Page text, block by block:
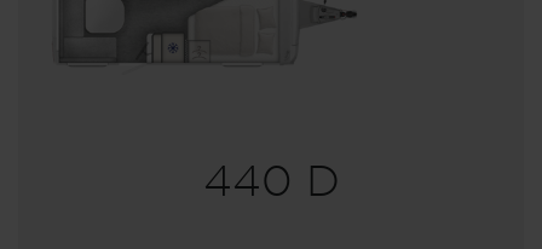
440 D